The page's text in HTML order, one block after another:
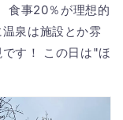
食事20％が理想的
泉は施設とか雰
す！ この日は"ほ